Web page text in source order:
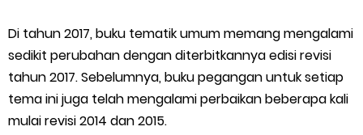
Ajuan Tunjangan Insentif Guru dan Tenaga Kependidikan di
Madrasah
Cara Login EMIS GTK Baru untuk Operator dan PTK
Di tahun 2017, buku tematik umum memang mengalami
sedikit perubahan dengan diterbitkannya edisi revisi
tahun 2017. Sebelumnya, buku pegangan untuk setiap
tema ini juga telah mengalami perbaikan beberapa kali
mulai revisi 2014 dan 2015.